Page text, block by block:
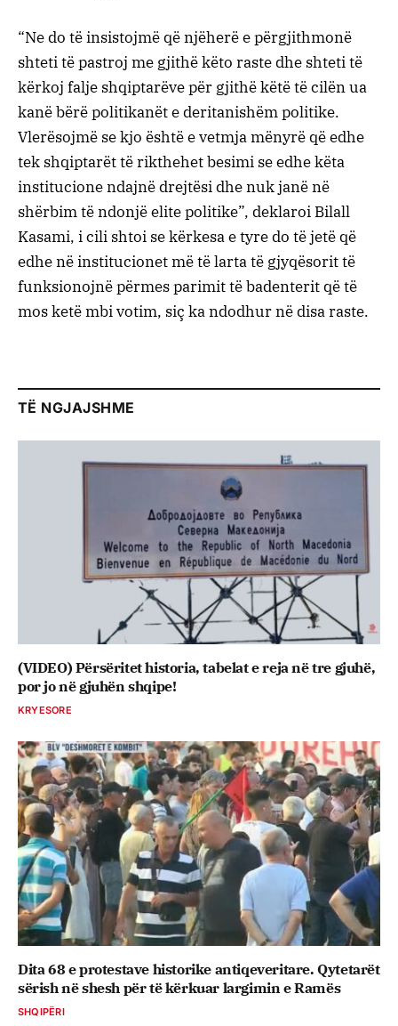
“Ne do të insistojmë që njëherë e përgjithmonë
shteti të pastroj me gjithë këto raste dhe shteti të
kërkoj falje shqiptarëve për gjithë këtë të cilën ua
kanë bërë politikanët e deritanishëm politike.
Vlerësojmë se kjo është e vetmja mënyrë që edhe
tek shqiptarët të rikthehet besimi se edhe këta
institucione ndajnë drejtësi dhe nuk janë në
shërbim të ndonjë elite politike”, deklaroi Bilall
Kasami, i cili shtoi se kërkesa e tyre do të jetë që
edhe në institucionet më të larta të gjyqësorit të
funksionojnë përmes parimit të badenterit që të
mos ketë mbi votim, siç ka ndodhur në disa raste.
TË NGJAJSHME
(VIDEO) Përsëritet historia, tabelat e reja në tre gjuhë,
por jo në gjuhën shqipe!
KRYESORE
Dita 68 e protestave historike antiqeveritare. Qytetarët
sërish në shesh për të kërkuar largimin e Ramës
SHQIPËRI